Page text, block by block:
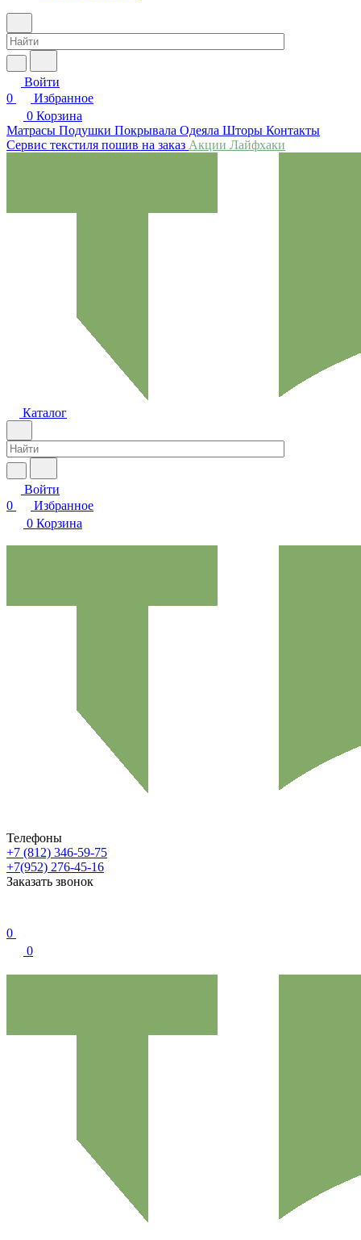
Войти
0
Избранное
0 Корзина
Матрасы Подушки Покрывала Одеяла Шторы Контакты
Сервис текстиля пошив на заказ Акции Лайфхаки
Каталог
Войти
0
Избранное
0 Корзина
Телефоны
+7 (812) 346-59-75
+7(952) 276-45-16
Заказать звонок
0
0